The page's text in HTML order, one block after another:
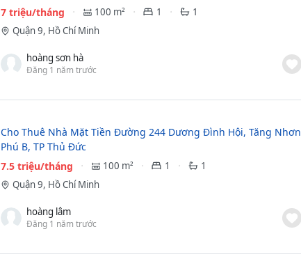
7 triệu/tháng
100 m² 1
1
Quận 9, Hồ Chí Minh
hoàng sơn hà
Đăng 1 năm trước
Cho Thuê Nhà Mặt Tiền Đường 244 Dương Đình Hội, Tăng Nhơn
Phú B, TP Thủ Đức
7.5 triệu/tháng
100 m² 1
1
Quận 9, Hồ Chí Minh
hoàng lâm
Đăng 1 năm trước